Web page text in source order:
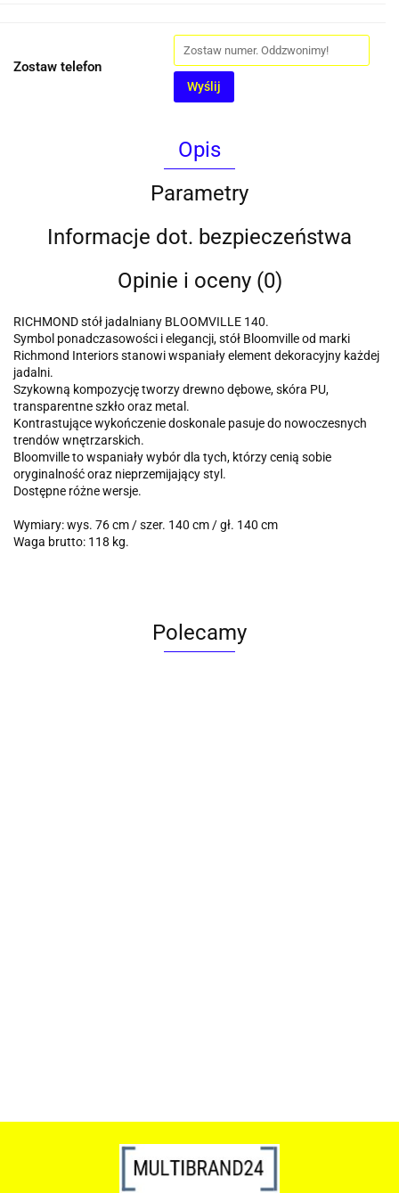
Zostaw telefon
Wyślij
Opis
Parametry
Informacje dot. bezpieczeństwa
Opinie i oceny (0)
RICHMOND stół jadalniany BLOOMVILLE 140.
Symbol ponadczasowości i elegancji, stół Bloomville od marki
Richmond Interiors stanowi wspaniały element dekoracyjny każdej
jadalni.
Szykowną kompozycję tworzy drewno dębowe, skóra PU,
transparentne szkło oraz metal.
Kontrastujące wykończenie doskonale pasuje do nowoczesnych
trendów wnętrzarskich.
Bloomville to wspaniały wybór dla tych, którzy cenią sobie
oryginalność oraz nieprzemijający styl.
Dostępne różne wersje.
Wymiary: wys. 76 cm / szer. 140 cm / gł. 140 cm
Waga brutto: 118 kg.
Polecamy